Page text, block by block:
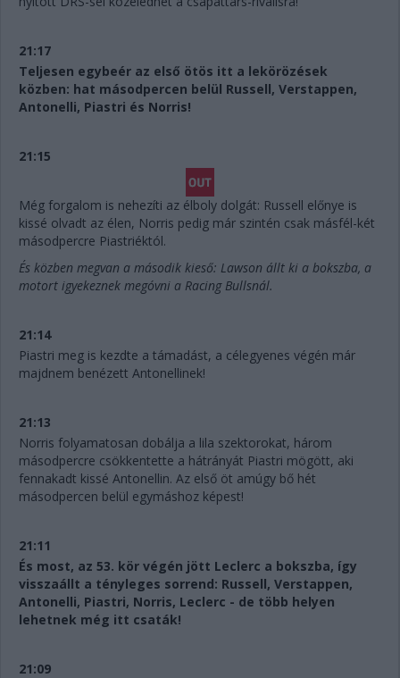
21:17
Teljesen egybeér az első ötös itt a lekörözések
közben: hat másodpercen belül Russell, Verstappen,
Antonelli, Piastri és Norris!
21:15
Még forgalom is nehezíti az élboly dolgát: Russell előnye is
kissé olvadt az élen, Norris pedig már szintén csak másfél-két
másodpercre Piastriéktól.
És közben megvan a második kieső: Lawson állt ki a bokszba, a
motort igyekeznek megóvni a Racing Bullsnál.
21:14
Piastri meg is kezdte a támadást, a célegyenes végén már
majdnem benézett Antonellinek!
21:13
Norris folyamatosan dobálja a lila szektorokat, három
másodpercre csökkentette a hátrányát Piastri mögött, aki
fennakadt kissé Antonellin. Az első öt amúgy bő hét
másodpercen belül egymáshoz képest!
21:11
És most, az 53. kör végén jött Leclerc a bokszba, így
visszaállt a tényleges sorrend: Russell, Verstappen,
Antonelli, Piastri, Norris, Leclerc - de több helyen
lehetnek még itt csaták!
21:09